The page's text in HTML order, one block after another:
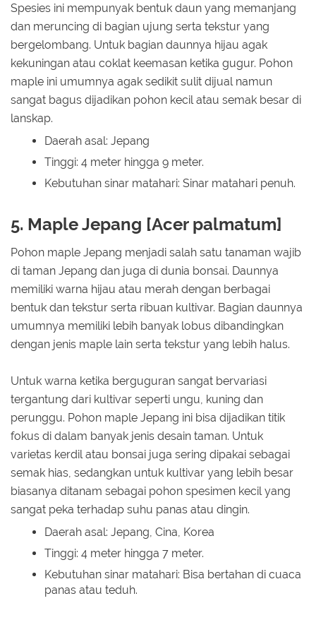
Spesies ini mempunyak bentuk daun yang memanjang
dan meruncing di bagian ujung serta tekstur yang
bergelombang. Untuk bagian daunnya hijau agak
kekuningan atau coklat keemasan ketika gugur. Pohon
maple ini umumnya agak sedikit sulit dijual namun
sangat bagus dijadikan pohon kecil atau semak besar di
lanskap.
Daerah asal: Jepang
Tinggi: 4 meter hingga 9 meter.
Kebutuhan sinar matahari: Sinar matahari penuh.
5. Maple Jepang [Acer palmatum]
Pohon maple Jepang menjadi salah satu tanaman wajib
di taman Jepang dan juga di dunia bonsai. Daunnya
memiliki warna hijau atau merah dengan berbagai
bentuk dan tekstur serta ribuan kultivar. Bagian daunnya
umumnya memiliki lebih banyak lobus dibandingkan
dengan jenis maple lain serta tekstur yang lebih halus.
Untuk warna ketika berguguran sangat bervariasi
tergantung dari kultivar seperti ungu, kuning dan
perunggu. Pohon maple Jepang ini bisa dijadikan titik
fokus di dalam banyak jenis desain taman. Untuk
varietas kerdil atau bonsai juga sering dipakai sebagai
semak hias, sedangkan untuk kultivar yang lebih besar
biasanya ditanam sebagai pohon spesimen kecil yang
sangat peka terhadap suhu panas atau dingin.
Daerah asal: Jepang, Cina, Korea
Tinggi: 4 meter hingga 7 meter.
Kebutuhan sinar matahari: Bisa bertahan di cuaca
panas atau teduh.